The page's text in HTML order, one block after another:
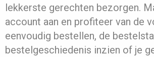
lekkerste gerechten bezorgen.
account aan en profiteer van de
eenvoudig bestellen, de
bestelgeschiedenis inzien of je